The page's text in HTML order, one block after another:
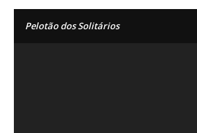
Pelotão dos Solitários